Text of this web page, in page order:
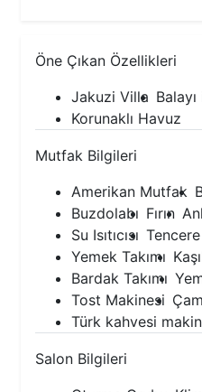
Öne Çıkan Özellikleri
Jakuzi Villa
Korunaklı Havuz
Mutfak Bilgileri
Amerikan Mutfak
Buzdolabı Fırın
Su Isıtıcısı Tencere
Yemek Takımı
Bardak Takımı
Tost Makinesi
Türk kahvesi
Salon Bilgileri